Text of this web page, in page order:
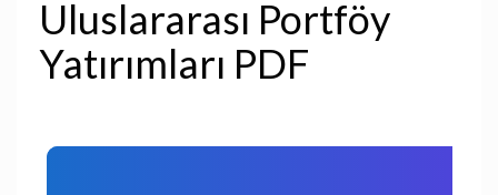
Uluslararası Portföy
Yatırımları PDF